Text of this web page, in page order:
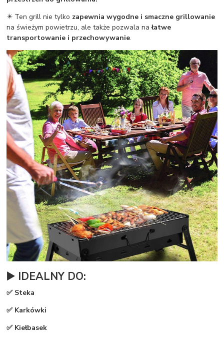
✴️ Ten grill nie tylko zapewnia wygodne i smaczne grillowanie
na świeżym powietrzu, ale także pozwala nałatwe
transportowanie i przechowywanie.
▶️ IDEALNY DO:
✅ Steka
✅ Karkówki
✅ Kiełbasek